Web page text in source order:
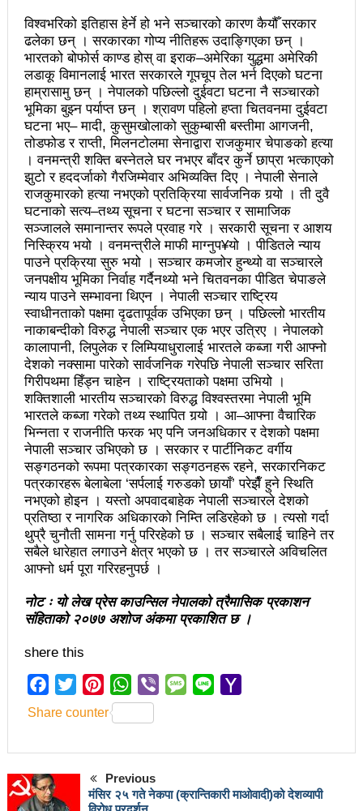
आज उम्मेदवारको अन्तिम नामावली प्रकाशन हुँदै
संस्थागत क्षमता मुल्याङ्ककनमा ककनी गाउँपालिका जिल्लामै
उत्कृष्ट
संविधानसभाबाट संविधान बनाउने मुद्दा जनयुद्धको मुख्य मुद्दा होः
प्रचण्ड
बोगटीको स्मृतिमा रक्तदान कार्यक्रम
पब्लिक स्पिच नेपालको विजेता बने दैलेखका दिल बहादुर
संविधानको रक्षा र कार्यान्वयनमा जनताको खबरदारी आवश्यकः
प्रचण्ड
माओवादीमा जनपरिचालनका कार्यक्रमको तयारीः तीन
आयोगको बैठक सकियो
वृत्तचित्र फिल्म ‘गर्ल्स रिराइटिङ डेस्टिनी’ को विशेष प्रदर्शनी
दुईपिपलमा बुधबार रोपाइ जात्राः कलाकारको व्यवस्थापनमा
जनप्रतिनिधि
भरतपुर महानगर युवा संजालको फुटसल : पुरुषतर्फ वडा नं. ५ र
महिलातर्फ २३ विजयी
Public governance training class for sister cities
in Indian Ocean Rim countries was successfully
launched in Kunming
रसुवा उडेको हेलिकप्टर दुर्घटनाः ५ जनाको मृत्यु
दारी ग्याङ फुटसल प्रतियोगिताको टिम दर्ता फारम खुल्यो
चेपिण्डे खोलाले बगाएर ६ वर्षीय बालकको मृत्यु
नेपालको आर्थिक सामाजिक विकास नै चीनको उत्कट चाहना
संघीयताका अवसर र उपलब्धीको सदुपयोग गर्नुपर्नेमा वक्ताहरुको
विश्वभरिको इतिहास हेर्ने हो भने सञ्चारको कारण कैयौँ सरकार
ढलेका छन् । सरकारका गोप्य नीतिहरू उदाङ्गिएका छन् ।
भारतको बोफोर्स काण्ड होस् वा इराक–अमेरिका युद्धमा अमेरिकी
लडाकू विमानलाई भारत सरकारले गूपचूप तेल भर्न दिएको घटना
हाम्रासामु छन् । नेपालको पछिल्लो दुईवटा घटना नै सञ्चारको
भूमिका बुझ्न पर्याप्त छन् । श्रावण पहिलो हप्ता चितवनमा दुईवटा
घटना भए– मादी, कुसुमखोलाको सुकुम्बासी बस्तीमा आगजनी,
तोडफोड र राप्ती, मिलनटोलमा सेनाद्वारा राजकुमार चेपाङको हत्या
। वनमन्त्री शक्ति बस्नेतले घर नभएर बाँदर कुर्ने छाप्रा भत्काएको
झुटो र हददर्जाको गैरजिम्मेवार अभिव्यक्ति दिए । नेपाली सेनाले
राजकुमारको हत्या नभएको प्रतिक्रिया सार्वजनिक गर्‍यो । ती दुवै
घटनाको सत्य–तथ्य सूचना र घटना सञ्चार र सामाजिक
सञ्जालले समानान्तर रूपले प्रवाह गरे । सरकारी सूचना र आशय
निस्क्रिय भयो । वनमन्त्रीले माफी माग्नुप¥यो । पीडितले न्याय
पाउने प्रक्रिया सुरु भयो । सञ्चार कमजोर हुन्थ्यो वा सञ्चारले
जनपक्षीय भूमिका निर्वाह गर्दैनथ्यो भने चितवनका पीडित चेपाङले
न्याय पाउने सम्भावना थिएन । नेपाली सञ्चार राष्ट्रिय
स्वाधीनताको पक्षमा दृढतापूर्वक उभिएका छन् । पछिल्लो भारतीय
नाकाबन्दीको विरुद्ध नेपाली सञ्चार एक भएर उत्रिए । नेपालको
कालापानी, लिपुलेक र लिम्पियाधुरालाई भारतले कब्जा गरी आफ्नो
देशको नक्सामा पारेको सार्वजनिक गरेपछि नेपाली सञ्चार सरिता
गिरीपथमा हिँड्न चाहेन । राष्ट्रियताको पक्षमा उभियो ।
शक्तिशाली भारतीय सञ्चारको विरुद्ध विश्वस्तरमा नेपाली भूमि
भारतले कब्जा गरेको तथ्य स्थापित गर्‍यो । आ–आफ्ना वैचारिक
भिन्नता र राजनीति फरक भए पनि जनअधिकार र देशको पक्षमा
नेपाली सञ्चार उभिएको छ । सरकार र पार्टीनिकट वर्गीय
सङ्गठनको रूपमा पत्रकारका सङ्गठनहरू रहने, सरकारनिकट
पत्रकारहरू बेलाबेला ‘सर्पलाई गरुडको छायाँ’ परेझैँ हुने स्थिति
नभएको होइन । यस्तो अपवादबाहेक नेपाली सञ्चारले देशको
प्रतिष्ठा र नागरिक अधिकारको निम्ति लडिरहेको छ । त्यसो गर्दा
थुप्रै चुनौती सामना गर्नु परिरहेको छ । सञ्चार सबैलाई चाहिने तर
सबैले धारेहात लगाउने क्षेत्र भएको छ । तर सञ्चारले अविचलित
आफ्नो धर्म पूरा गरिरहनुपर्छ ।
नोट ः यो लेख प्रेस काउन्सिल नेपालको त्रैमासिक प्रकाशन
संहिताको २०७७ अशोज अंकमा प्रकाशित छ ।
shere this
Facebook
TwitterPinterestWhatsApp
Viber Message
Line
Share counter
Previous
मंसिर २५ गते नेकपा (क्रान्तिकारी माओवादी)को देशव्यापी